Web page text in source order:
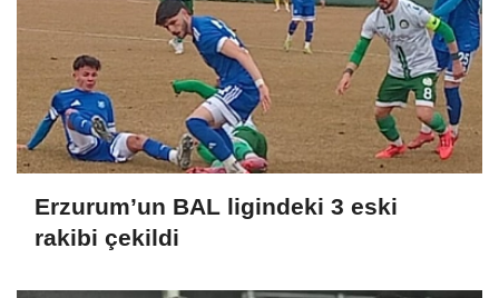
Erzurum’un BAL ligindeki 3 eski
rakibi çekildi